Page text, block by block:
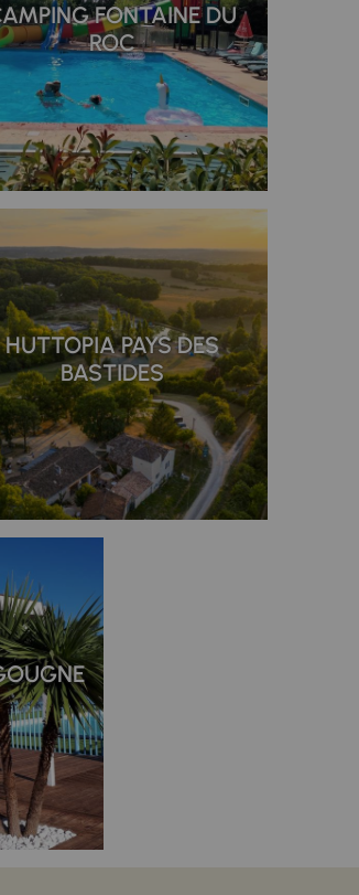
FONTAINE DU
ROC
HUTTOPIA PAYS DES
BASTIDES